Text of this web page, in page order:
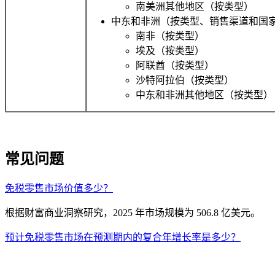
南美洲其他地区（按类型）
中东和非洲（按类型、销售渠道和国
南非（按类型）
埃及（按类型）
阿联酋（按类型）
沙特阿拉伯（按类型）
中东和非洲其他地区（按类型）
常见问题
免税零售市场价值多少？
根据财富商业洞察研究，2025 年市场规模为 506.8 亿美元。
预计免税零售市场在预测期内的复合年增长率是多少？